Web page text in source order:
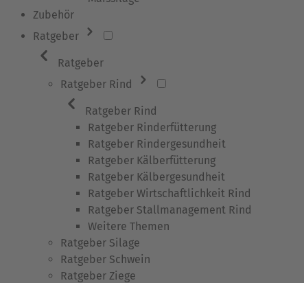
Zubehör
Ratgeber
Ratgeber
Ratgeber Rind
Ratgeber Rind
Ratgeber Rinderfütterung
Ratgeber Rindergesundheit
Ratgeber Kälberfütterung
Ratgeber Kälbergesundheit
Ratgeber Wirtschaftlichkeit Rind
Ratgeber Stallmanagement Rind
Weitere Themen
Ratgeber Silage
Ratgeber Schwein
Ratgeber Ziege